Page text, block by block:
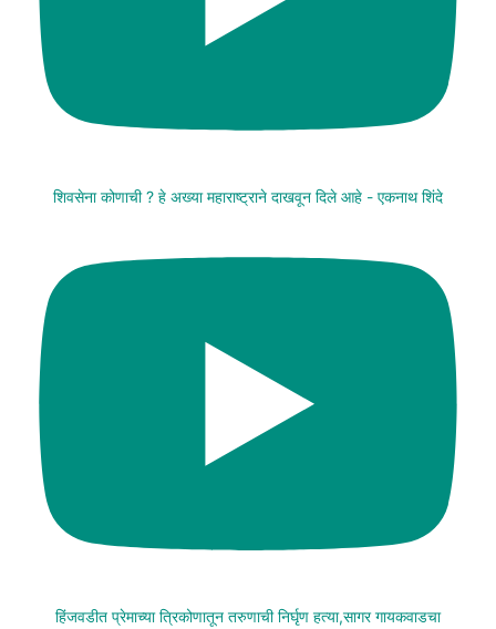
शिवसेना कोणाची ? हे अख्या महाराष्ट्राने दाखवून दिले आहे - एकनाथ शिंदे
हिंजवडीत प्रेमाच्या त्रिकोणातून तरुणाची निर्घृण हत्या,सागर गायकवाडचा